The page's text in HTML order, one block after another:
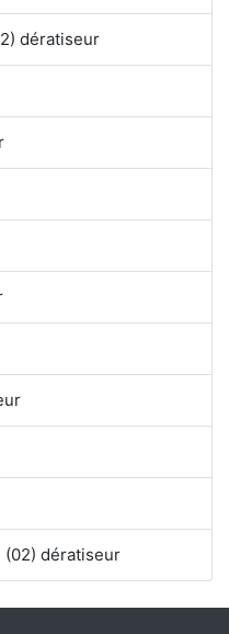
dératiseur
dératiseur